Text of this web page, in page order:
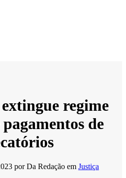
regime
de
porDa Redação em Justiça